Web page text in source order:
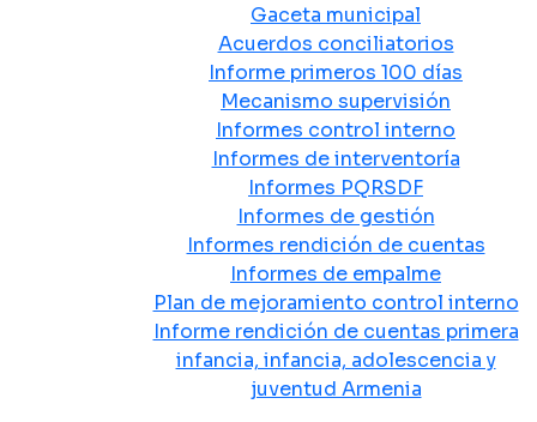
Gaceta municipal
Acuerdos conciliatorios
Informe primeros 100 días
Mecanismo supervisión
Informes control interno
Informes de interventoría
Informes PQRSDF
Informes de gestión
Informes rendición de cuentas
Informes de empalme
Plan de mejoramiento control interno
Informe rendición de cuentas primera
infancia, infancia, adolescencia y
juventud Armenia